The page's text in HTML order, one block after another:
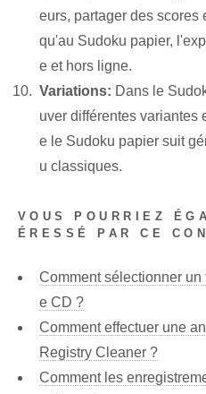
eurs, partager des scores
qu'au Sudoku papier,
e et hors ligne.
Variations: Dans le
uver différentes variantes
e le Sudoku papier suit
u classiques.
VOUS POURRIEZ
ÉRESSÉ PAR CE
Comment sélectionner
e CD ?
Comment effectuer une
Registry Cleaner ?
Comment les